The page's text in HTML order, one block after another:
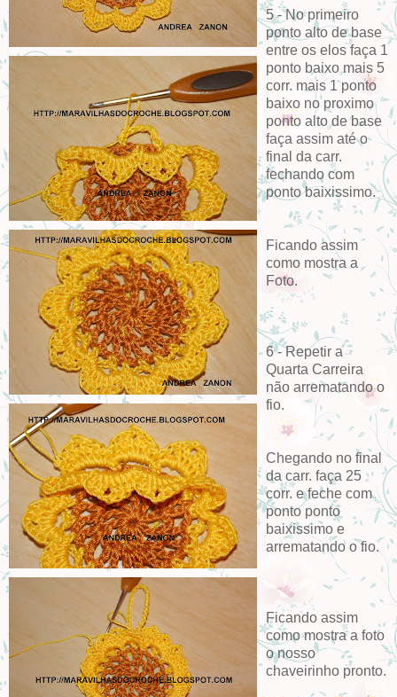
5 - No primeiro
ponto alto de base
entre os elos faça 1
ponto baixo mais 5
corr. mais 1 ponto
baixo no proximo
ponto alto de base
faça assim até o
final da carr.
fechando com
ponto baixissimo.
Ficando assim
como mostra a
Foto.
6 - Repetir a
Quarta Carreira
não arrematando o
fio.
Chegando no final
da carr. faça 25
corr. e feche com
ponto ponto
baixissimo e
arrematando o fio.
Ficando assim
como mostra a foto
o nosso
chaveirinho pronto.